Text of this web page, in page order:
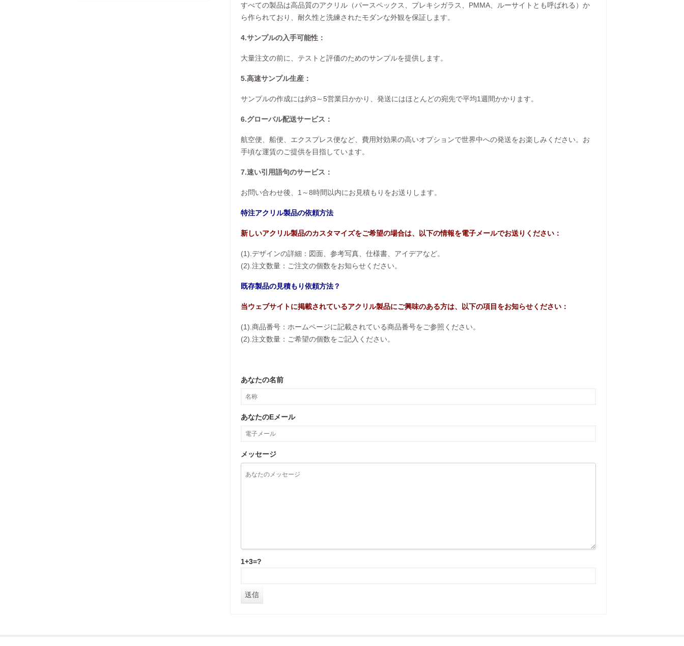
すべての製品は高品質のアクリル（パースペックス、プレキシガラス、PMMA、ルーサイトとも呼ばれる）か
ら作られており、耐久性と洗練されたモダンな外観を保証します。
4.サンプルの入手可能性：
大量注文の前に、テストと評価のためのサンプルを提供します。
5.高速サンプル生産：
サンプルの作成には約3～5営業日かかり、発送にはほとんどの宛先で平均1週間かかります。
6.グローバル配送サービス：
航空便、船便、エクスプレス便など、費用対効果の高いオプションで世界中への発送をお楽しみください。お
手頃な運賃のご提供を目指しています。
7.速い引用語句のサービス：
お問い合わせ後、1～8時間以内にお見積もりをお送りします。
特注アクリル製品の依頼方法
新しいアクリル製品のカスタマイズをご希望の場合は、以下の情報を電子メールでお送りください：
(1).デザインの詳細：図面、参考写真、仕様書、アイデアなど。
(2).注文数量：ご注文の個数をお知らせください。
既存製品の見積もり依頼方法？
当ウェブサイトに掲載されているアクリル製品にご興味のある方は、以下の項目をお知らせください：
(1).商品番号：ホームページに記載されている商品番号をご参照ください。
(2).注文数量：ご希望の個数をご記入ください。
あなたの名前
あなたのEメール
メッセージ
1+3=?